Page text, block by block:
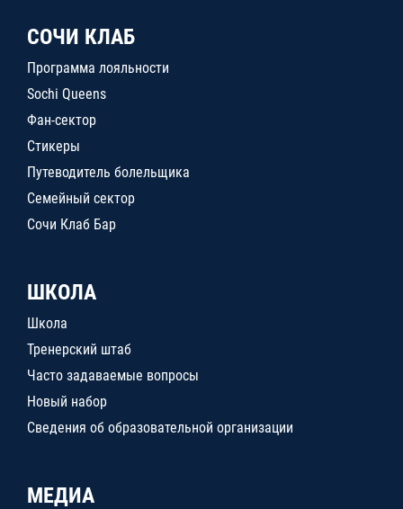
СОЧИ КЛАБ
Программа лояльности
Sochi Queens
Фан-сектор
Стикеры
Путеводитель болельщика
Семейный сектор
Сочи Клаб Бар
ШКОЛА
Школа
Тренерский штаб
Часто задаваемые вопросы
Новый набор
Сведения об образовательной организации
МЕДИА